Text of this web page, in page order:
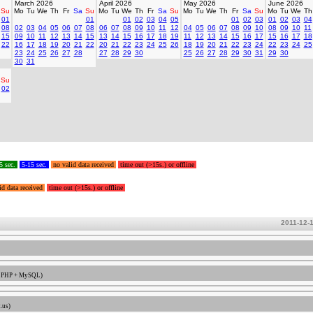
Su
01
08
15
22
March 2026
Mo Tu We Th Fr Sa Su
01
02 03 04 05 06 07 08
09
10 11 12 13 14 15
16
17 18 19 20 21
22
23 24 25 26 27 28
30 31
April 2026
Mo Tu We Th Fr Sa Su
01
02 03 04 05
06 07 08 09 10 11
12
13
14 15 16 17 18
19
20 21 22 23 24 25 26
27 28 29 30
May 2026
Mo Tu We Th Fr Sa Su
01
02 03
04 05 06 07 08 09
10
11
12 13 14 15 16
17
18
19 20 21 22 23 24
25 26 27 28 29 30 31
June 2026
Mo Tu We Th
01
02 03 04
08 09 10 11
15 16 17 18
22 23 24 25
29 30
Su
02
sec. 5-15 sec. no valid data received
time out (>15s.) or offline
data received time out (>15s.) or offline
+ MySQL)
2011-12-